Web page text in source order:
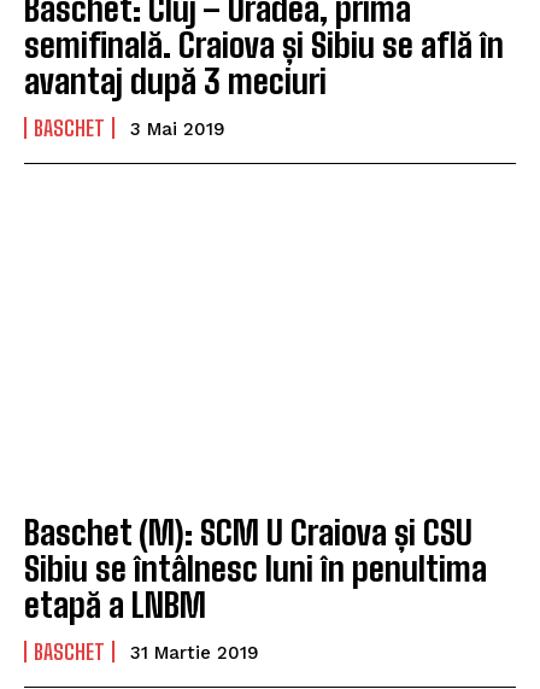
Baschet: Cluj – Oradea, prima
semifinală. Craiova și Sibiu se află în
avantaj după 3 meciuri
BASCHET 3 Mai 2019
Baschet (M): SCM U Craiova și CSU
Sibiu se întâlnesc luni în penultima
etapă a LNBM
BASCHET 31 Martie 2019